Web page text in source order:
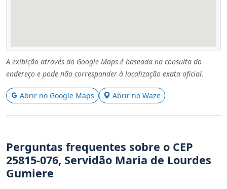
A exibição através do Google Maps é baseada na consulta do
endereço e pode não corresponder à localização exata oficial.
Abrir no Google Maps Abrir no Waze
Perguntas frequentes sobre o CEP
25815-076, Servidão Maria de Lourdes
Gumiere